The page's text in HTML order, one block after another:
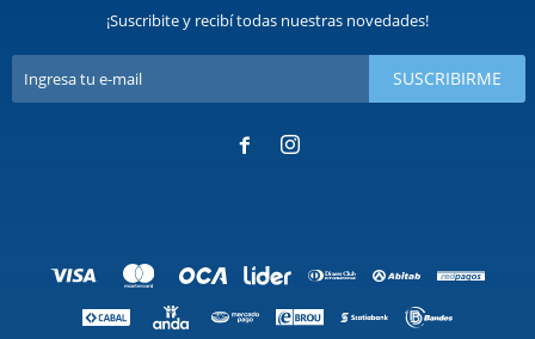
¡Suscribite y recibí todas nuestras novedades!
SUSCRIBIRME
 